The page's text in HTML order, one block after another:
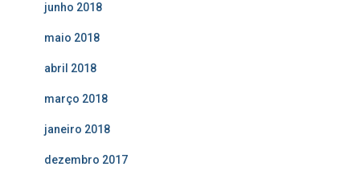
junho 2018
maio 2018
abril 2018
março 2018
janeiro 2018
dezembro 2017